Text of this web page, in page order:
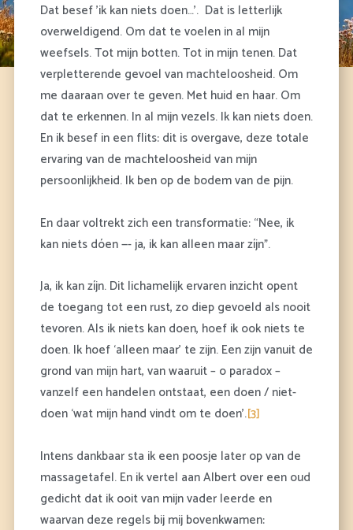
Dat besef ’ik kan niets doen…’. Dat is letterlijk
overweldigend. Om dat te voelen in al mijn
weefsels. Tot mijn botten. Tot in mijn tenen. Dat
verpletterende gevoel van machteloosheid. Om
me daaraan over te geven. Met huid en haar. Om
dat te erkennen. In al mijn vezels. Ik kan niets doen.
En ik besef in een flits: dit is overgave, deze totale
ervaring van de machteloosheid van mijn
persoonlijkheid. Ik ben op de bodem van de pijn.
En daar voltrekt zich een transformatie: “Nee, ik
kan niets dóen —- ja, ik kan alleen maar zíjn”.
Ja, ik kan zíjn. Dit lichamelijk ervaren inzicht opent
de toegang tot een rust, zo diep gevoeld als nooit
tevoren. Als ik niets kan doen, hoef ik ook niets te
doen. Ik hoef ‘alleen maar’ te zijn. Een zijn vanuit de
grond van mijn hart, van waaruit – o paradox –
vanzelf een handelen ontstaat, een doen / niet-
doen ‘wat mijn hand vindt om te doen’.[3]
Intens dankbaar sta ik een poosje later op van de
massagetafel. En ik vertel aan Albert over een oud
gedicht dat ik ooit van mijn vader leerde en
waarvan deze regels bij mij bovenkwamen: